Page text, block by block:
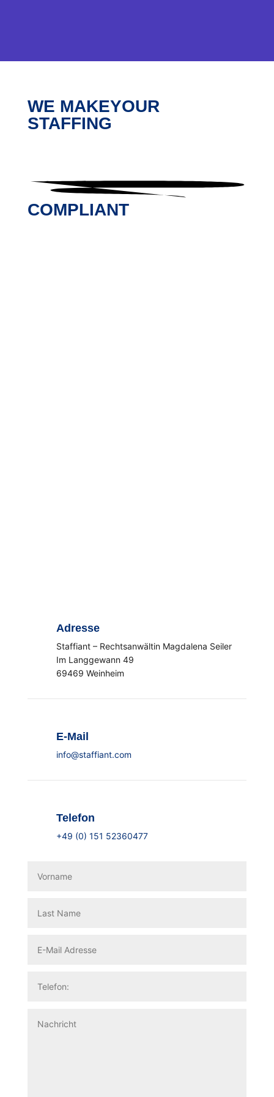
WE MAKEYOUR
STAFFING
COMPLIANT
Adresse
Staffiant – Rechtsanwältin Magdalena Seiler
Im Langgewann 49
69469 Weinheim
E-Mail
info@staffiant.com
Telefon
+49 (0) 151 52360477